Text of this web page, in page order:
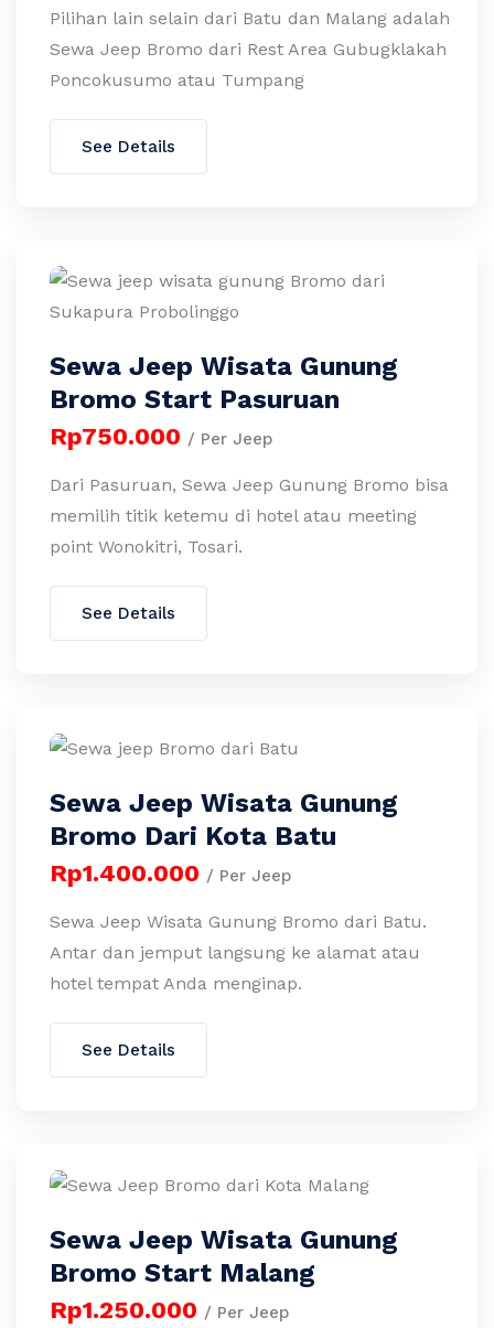
Pilihan lain selain dari Batu dan Malang adalah
Sewa Jeep Bromo dari Rest Area Gubugklakah
Poncokusumo atau Tumpang
See Details
Sewa Jeep Wisata Gunung
Bromo Start Pasuruan
Rp750.000 / Per Jeep
Dari Pasuruan, Sewa Jeep Gunung Bromo bisa
memilih titik ketemu di hotel atau meeting
point Wonokitri, Tosari.
See Details
Sewa Jeep Wisata Gunung
Bromo Dari Kota Batu
Rp1.400.000 / Per Jeep
Sewa Jeep Wisata Gunung Bromo dari Batu.
Antar dan jemput langsung ke alamat atau
hotel tempat Anda menginap.
See Details
Sewa Jeep Wisata Gunung
Bromo Start Malang
Rp1.250.000 / Per Jeep